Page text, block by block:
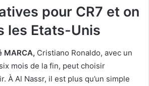
pour CR7 et on
les Etats-Unis
MARCA, Cristiano Ronaldo, avec un
mois de la fin, peut choisir
À Al Nassr, il est plus qu’un simple